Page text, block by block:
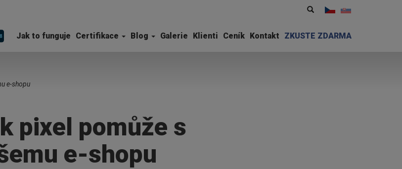
Jak to funguje Certifikace Blog Galerie Klienti Ceník Kontakt ZKUSTE ZDARMA
Vyhledávání
Hledat
e-shopu
pixel pomůže s
e-shopu